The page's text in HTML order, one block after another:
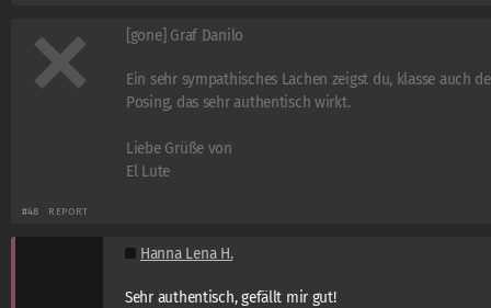
[gone] Graf Danilo
Ein sehr sympathisches Lachen zeigst du, klasse auch
Posing, das sehr authentisch wirkt.
Liebe Grüße von
El Lute
#48 REPORT
Hanna Lena H.
Sehr authentisch, gefällt mir gut!